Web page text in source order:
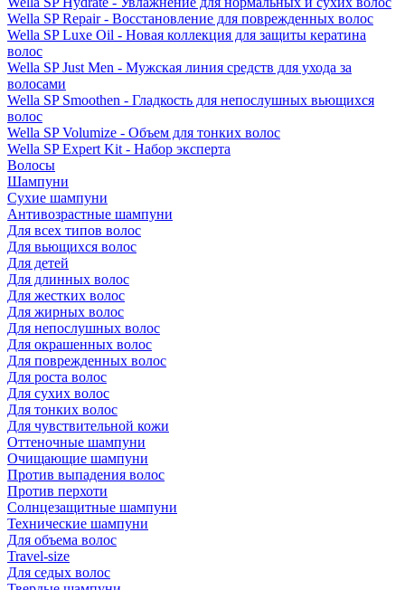
Wella SP Repair - Восстановление для поврежденных волос
Wella SP Luxe Oil - Новая коллекция для защиты кератина
волос
Wella SP Just Men - Мужская линия средств для ухода за
волосами
Wella SP Smoothen - Гладкость для непослушных вьющихся
волос
Wella SP Volumize - Объем для тонких волос
Wella SP Expert Kit - Набор эксперта
Волосы
Шампуни
Сухие шампуни
Антивозрастные шампуни
Для всех типов волос
Для вьющихся волос
Для детей
Для длинных волос
Для жестких волос
Для жирных волос
Для непослушных волос
Для окрашенных волос
Для поврежденных волос
Для роста волос
Для сухих волос
Для тонких волос
Для чувствительной кожи
Оттеночные шампуни
Очищающие шампуни
Против выпадения волос
Против перхоти
Солнцезащитные шампуни
Технические шампуни
Для объема волос
Travel-size
Для седых волос